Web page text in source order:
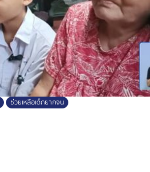
ช่วยเหลือเด็กยากจน